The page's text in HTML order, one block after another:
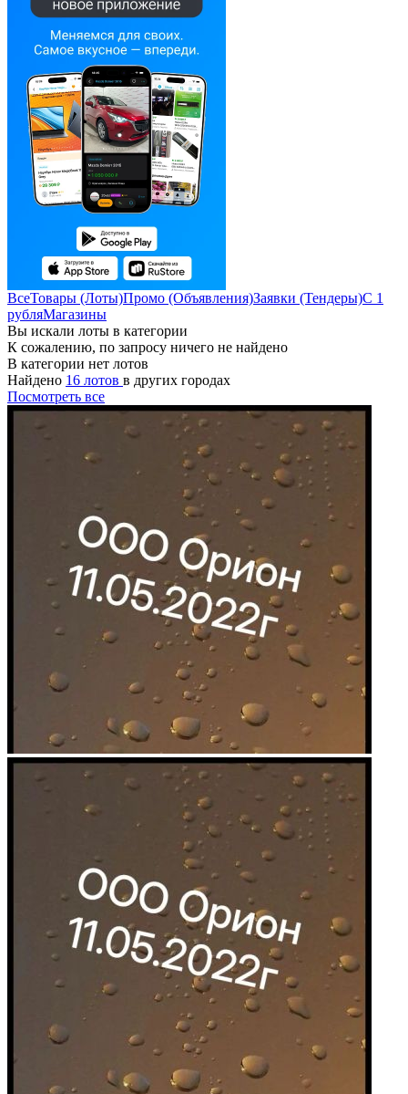
ВсеТовары (Лоты)Промо (Объявления)Заявки (Тендеры)С 1
рубляМагазины
Вы искали лоты в категории
К сожалению, по запросу ничего не найдено
В категории нет лотов
Найдено 16 лотов в других городах
Посмотреть все